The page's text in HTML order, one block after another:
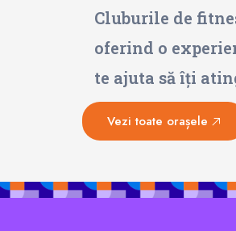
Cluburile de
oferind o
te ajuta să îți
Vezi toate orașele